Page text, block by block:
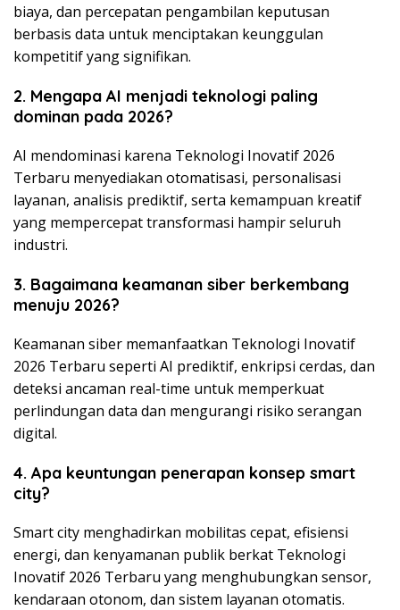
biaya, dan percepatan pengambilan keputusan
berbasis data untuk menciptakan keunggulan
kompetitif yang signifikan.
2. Mengapa AI menjadi teknologi paling
dominan pada 2026?
AI mendominasi karena Teknologi Inovatif 2026
Terbaru menyediakan otomatisasi, personalisasi
layanan, analisis prediktif, serta kemampuan kreatif
yang mempercepat transformasi hampir seluruh
industri.
3. Bagaimana keamanan siber berkembang
menuju 2026?
Keamanan siber memanfaatkan Teknologi Inovatif
2026 Terbaru seperti AI prediktif, enkripsi cerdas, dan
deteksi ancaman real-time untuk memperkuat
perlindungan data dan mengurangi risiko serangan
digital.
4. Apa keuntungan penerapan konsep smart
city?
Smart city menghadirkan mobilitas cepat, efisiensi
energi, dan kenyamanan publik berkat Teknologi
Inovatif 2026 Terbaru yang menghubungkan sensor,
kendaraan otonom, dan sistem layanan otomatis.